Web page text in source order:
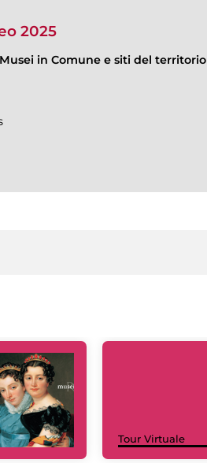
2025
Musei in Comune e siti del territorio
Tour Virtuale